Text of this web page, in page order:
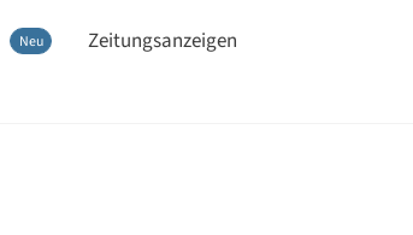
Neu
Zeitungsanzeigen